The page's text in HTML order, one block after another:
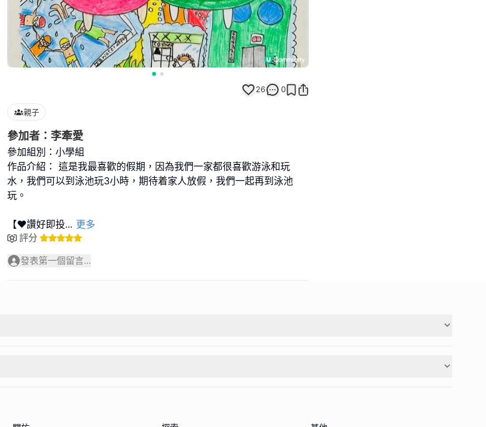
26 0
親子
參加者：李牽愛
參加組別：小學組
作品介紹： 這是我最喜歡的假期，因為我們一家都很喜歡游泳和玩
水，我們可以到泳池玩3小時，期待着家人放假，我們一起再到泳池
玩。
【❤️讚好即投... 更多
評分
發表第一個留言...